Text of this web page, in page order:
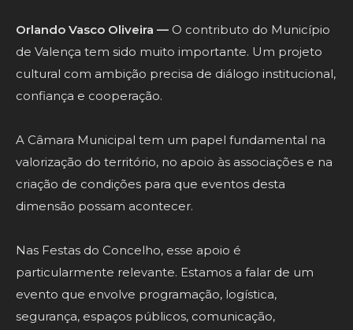
Orlando Vasco Oliveira — O contributo do Município
de Valença tem sido muito importante. Um projeto
cultural com ambição precisa de diálogo institucional,
confiança e cooperação.
A Câmara Municipal tem um papel fundamental na
valorização do território, no apoio às associações e na
criação de condições para que eventos desta
dimensão possam acontecer.
Nas Festas do Concelho, esse apoio é
particularmente relevante. Estamos a falar de um
evento que envolve programação, logística,
segurança, espaços públicos, comunicação,